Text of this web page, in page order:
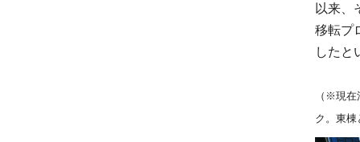
以来、
移転プ
したと
（※現
ク。東